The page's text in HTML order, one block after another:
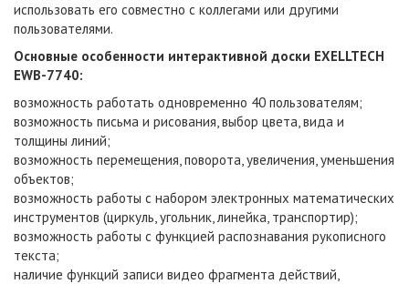
использовать его совместно с коллегами или другими
пользователями.
Основные особенности интерактивной доски EXELLTECH
EWB-7740:
возможность работать одновременно 40 пользователям;
возможность письма и рисования, выбор цвета, вида и
толщины линий;
возможность перемещения, поворота, увеличения, уменьшения
объектов;
возможность работы с набором электронных математических
инструментов (циркуль, угольник, линейка, транспортир);
возможность работы с функцией распознавания рукописного
текста;
наличие функций записи видео фрагмента действий,